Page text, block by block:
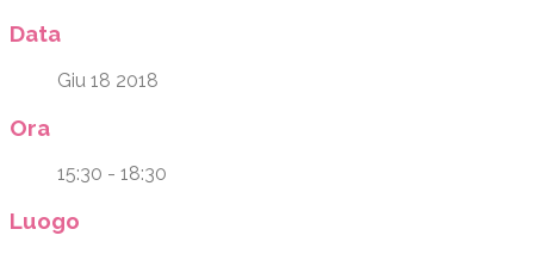
Data
Giu 18 2018
Ora
15:30 - 18:30
Luogo